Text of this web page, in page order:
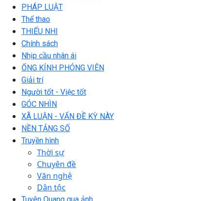
PHÁP LUẬT
Thể thao
THIẾU NHI
Chính sách
Nhịp cầu nhân ái
ỐNG KÍNH PHÓNG VIÊN
Giải trí
Người tốt - Việc tốt
GÓC NHÌN
XÃ LUẬN - VẤN ĐỀ KỲ NÀY
NỀN TẢNG SỐ
Truyền hình
Thời sự
Chuyên đề
Văn nghệ
Dân tộc